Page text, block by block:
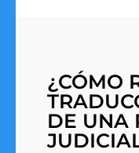
¿CÓMO
DE UNA